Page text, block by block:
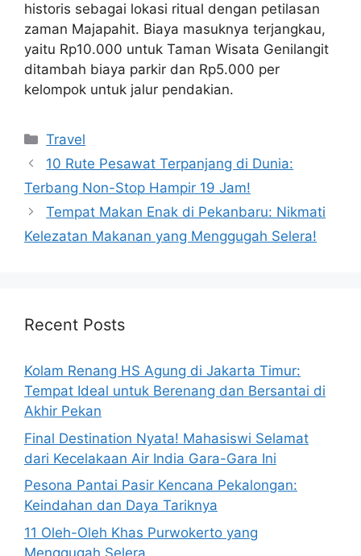
historis sebagai lokasi ritual dengan petilasan
zaman Majapahit. Biaya masuknya terjangkau,
yaitu Rp10.000 untuk Taman Wisata Genilangit
ditambah biaya parkir dan Rp5.000 per
kelompok untuk jalur pendakian.
Categories
Travel
10 Rute Pesawat Terpanjang di Dunia:
Terbang Non-Stop Hampir 19 Jam!
Tempat Makan Enak di Pekanbaru: Nikmati
Kelezatan Makanan yang Menggugah Selera!
Recent Posts
Kolam Renang HS Agung di Jakarta Timur:
Tempat Ideal untuk Berenang dan Bersantai di
Akhir Pekan
Final Destination Nyata! Mahasiswi Selamat
dari Kecelakaan Air India Gara-Gara Ini
Pesona Pantai Pasir Kencana Pekalongan:
Keindahan dan Daya Tariknya
11 Oleh-Oleh Khas Purwokerto yang
Menggugah Selera